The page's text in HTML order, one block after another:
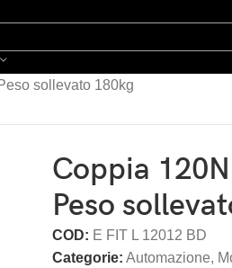
sollevato 180kg
Coppia
Peso
COD: E FIT L 12012 BD
Categorie: Automazione,